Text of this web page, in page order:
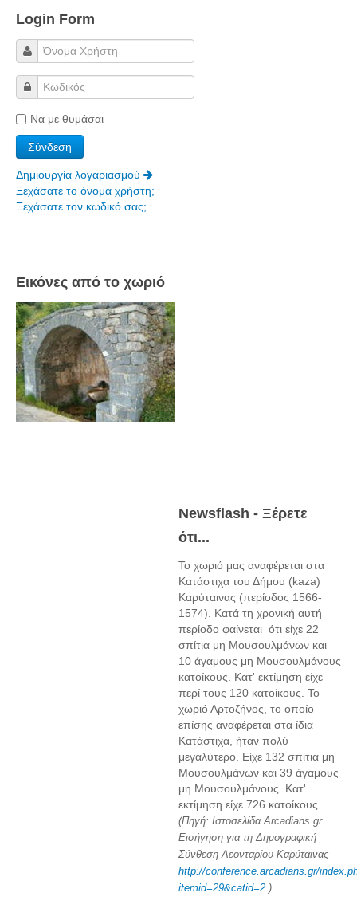
Login Form
Να με θυμάσαι
Δημιουργία λογαριασμού
Ξεχάσατε το όνομα χρήστη;
Ξεχάσατε τον κωδικό σας;
Εικόνες από το χωριό
Newsflash - Ξέρετε
ότι...
Το χωριό μας αναφέρεται στα
Κατάστιχα του Δήμου (kaza)
Καρύταινας (περίοδος 1566-
1574). Κατά τη χρονική αυτή
περίοδο φαίνεται ότι είχε 22
σπίτια μη Μουσουλμάνων και
10 άγαμους μη Μουσουλμάνους
κατοίκους. Κατ' εκτίμηση είχε
περί τους 120 κατοίκους. Το
χωριό Αρτοζήνος, το οποίο
επίσης αναφέρεται στα ίδια
Κατάστιχα, ήταν πολύ
μεγαλύτερο. Είχε 132 σπίτια μη
Μουσουλμάνων και 39 άγαμους
μη Μουσουλμάνους. Κατ'
εκτίμηση είχε 726 κατοίκους.
(Πηγή: Ιστοσελίδα Arcadians.gr.
Εισήγηση για τη Δημογραφική
Σύνθεση Λεονταρίου-Καρύταινας
http://conference.arcadians.gr/
itemid=29&catid=2 )